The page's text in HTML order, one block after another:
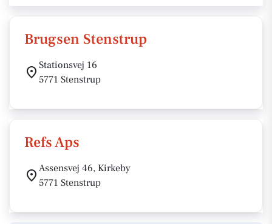
Brugsen Stenstrup
Stationsvej 16
5771 Stenstrup
Refs Aps
Assensvej 46, Kirkeby
5771 Stenstrup